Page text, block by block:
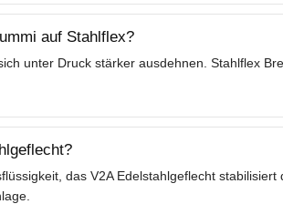
auf Stahlflex?
unter Druck stärker ausdehnen. Stahlflex
das V2A Edelstahlgeflecht